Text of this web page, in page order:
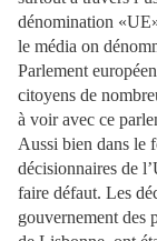
dénomination
le média on
Parlement
citoyens de
à voir avec ce
Aussi bien dans le
décisionnaires de
faire défaut. Les
gouvernement des